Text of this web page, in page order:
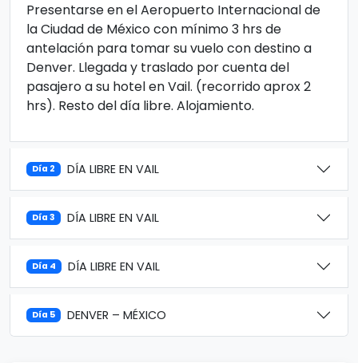
Presentarse en el Aeropuerto Internacional de
la Ciudad de México con mínimo 3 hrs de
antelación para tomar su vuelo con destino a
Denver. Llegada y traslado por cuenta del
pasajero a su hotel en Vail. (recorrido aprox 2
hrs). Resto del día libre. Alojamiento.
Día 2 DÍA LIBRE EN VAIL
Día 3 DÍA LIBRE EN VAIL
Día 4 DÍA LIBRE EN VAIL
Día 5 DENVER – MÉXICO